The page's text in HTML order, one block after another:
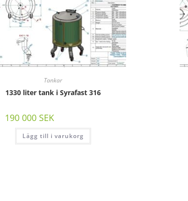
Tankar
1330 liter tank i Syrafast 316
190 000 SEK
Lägg till i varukorg